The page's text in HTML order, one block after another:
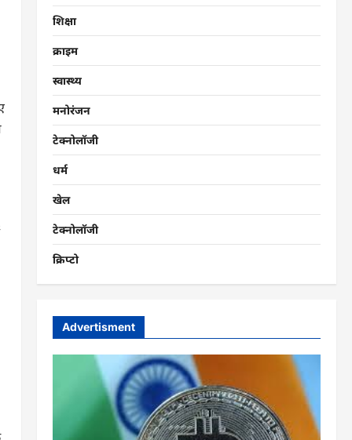
शिक्षा
क्राइम
स्वास्थ्य
मनोरंजन
टेक्नोलॉजी
धर्म
खेल
टेक्नोलॉजी
क्रिप्टो
Advertisment